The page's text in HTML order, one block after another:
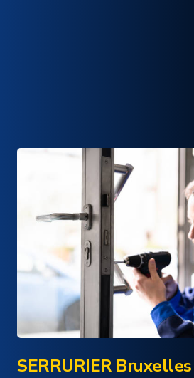
SERRURIER Bruxelles